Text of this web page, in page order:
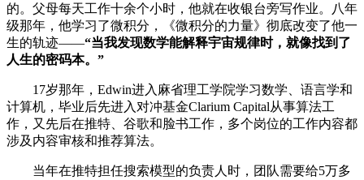
的。父母每天工作十余个小时，他就在收银台旁写作业。八年
级那年，他学习了微积分，《微积分的力量》彻底改变了他一
生的轨迹——“当我发现数学能解释宇宙规律时，就像找到了
人生的密码本。”
17岁那年，Edwin进入麻省理工学院学习数学、语言学和
计算机，毕业后先进入对冲基金Clarium Capital从事算法工
作，又先后在推特、谷歌和脸书工作，多个岗位的工作内容都
涉及内容审核和推荐算法。
当年在推特担任搜索模型的负责人时，团队需要给5万多